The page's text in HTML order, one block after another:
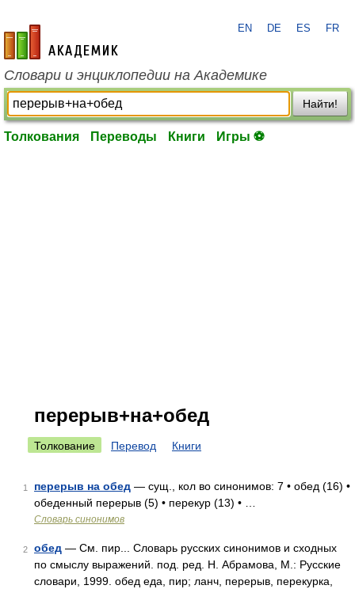
academic.ru
EN DE ES FR
Словари и энциклопедии на Академике
Найти!
Толкования Переводы Книги Игры ⚽
перерыв+на+обед
Толкование Перевод Книги
1 перерыв на обед — сущ., кол во синонимов: 7 • обед (16) •
обеденный перерыв (5) • перекур (13) • …
Словарь синонимов
2 обед — См. пир... Словарь русских синонимов и сходных
по смыслу выражений. под. ред. Н. Абрамова, М.: Русские
словари, 1999. обед еда, пир; ланч, перерыв, перекурка,